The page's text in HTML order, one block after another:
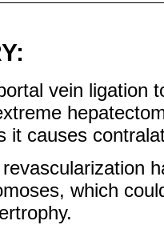
vein ligation
it causes
which